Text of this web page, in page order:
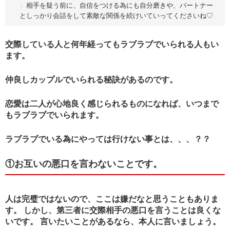
相手を疑う前に、自信をつける為にも自分磨きや、パートナー
としっかり会話をして素敵な関係を続けいていってくださいね♡
交際している人と何年経ってもラブラブでいられる人もい
ます。
仲良しカップルでいられる秘訣があるのです。
恋愛は二人が心地良く感じられるものになれば、いつまで
もラブラブでいられます。
ラブラブでいる為にやっては行けない事とは、、、？？
①お互いの悪口を言わないことです。
人は完璧ではないので、ここは嫌だなと思うこともありま
す。 しかし、第三者に交際相手の悪口を言うことは良くな
いです。 言いたいことがあるなら、本人に言いましょう。